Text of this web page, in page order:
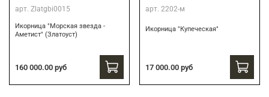
арт. Zlatgbi0015
Икорница "Морская звезда -
Аметист" (Златоуст)
160 000.00 руб
арт. 2202-м
Икорница "Купеческая"
17 000.00 руб